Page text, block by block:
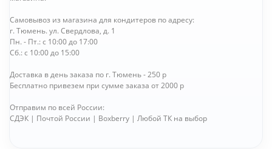
Самовывоз из магазина для кондитеров по адресу:
г. Тюмень. ул. Свердлова, д. 1
Пн. - Пт.: с 10:00 до 17:00
Сб.: с 10:00 до 15:00
Доставка в день заказа по г. Тюмень - 250 р
Бесплатно привезем при сумме заказа от 2000 р
Отправим по всей России:
СДЭК | Почтой России | Boxberry | Любой ТК на выбор